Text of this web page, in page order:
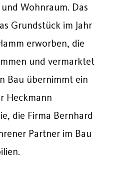
Wohnraum. Das
Grundstück im Jahr
erworben, die
und vermarktet
Bau übernimmt ein
Heckmann
die Firma Bernhard
Partner im Bau